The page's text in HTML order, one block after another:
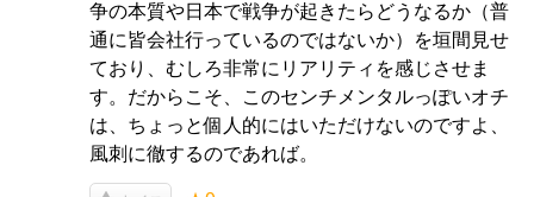
争の本質や日本で戦争が起きたらどうなるか（普
通に皆会社行っているのではないか）を垣間見せ
ており、むしろ非常にリアリティを感じさせま
す。だからこそ、このセンチメンタルっぽいオチ
は、ちょっと個人的にはいただけないのですよ、
風刺に徹するのであれば。